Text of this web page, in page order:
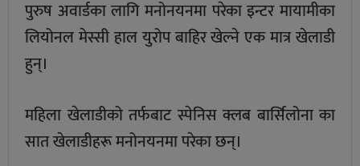
पुरुष अवार्डका लागि मनोनयनमा परेका इन्टर मायामीका
लियोनल मेस्सी हाल युरोप बाहिर खेल्ने एक मात्र खेलाडी
हुन्।
महिला खेलाडीको तर्फबाट स्पेनिस क्लब बार्सिलोना का
सात खेलाडीहरू मनोनयनमा परेका छन्।